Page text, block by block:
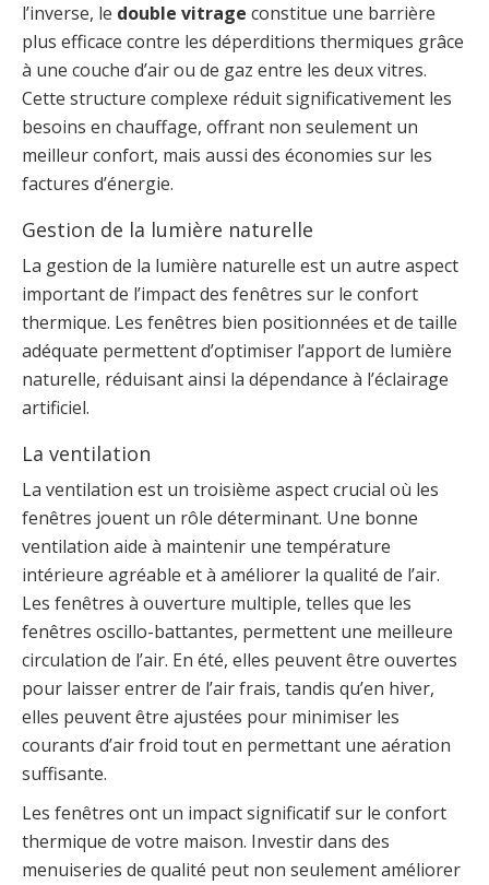
l’inverse, le double vitrage constitue une barrière
plus efficace contre les déperditions thermiques grâce
à une couche d’air ou de gaz entre les deux vitres.
Cette structure complexe réduit significativement les
besoins en chauffage, offrant non seulement un
meilleur confort, mais aussi des économies sur les
factures d’énergie.
Gestion de la lumière naturelle
La gestion de la lumière naturelle est un autre aspect
important de l’impact des fenêtres sur le confort
thermique. Les fenêtres bien positionnées et de taille
adéquate permettent d’optimiser l’apport de lumière
naturelle, réduisant ainsi la dépendance à l’éclairage
artificiel.
La ventilation
La ventilation est un troisième aspect crucial où les
fenêtres jouent un rôle déterminant. Une bonne
ventilation aide à maintenir une température
intérieure agréable et à améliorer la qualité de l’air.
Les fenêtres à ouverture multiple, telles que les
fenêtres oscillo-battantes, permettent une meilleure
circulation de l’air. En été, elles peuvent être ouvertes
pour laisser entrer de l’air frais, tandis qu’en hiver,
elles peuvent être ajustées pour minimiser les
courants d’air froid tout en permettant une aération
suffisante.
Les fenêtres ont un impact significatif sur le confort
thermique de votre maison. Investir dans des
menuiseries de qualité peut non seulement améliorer